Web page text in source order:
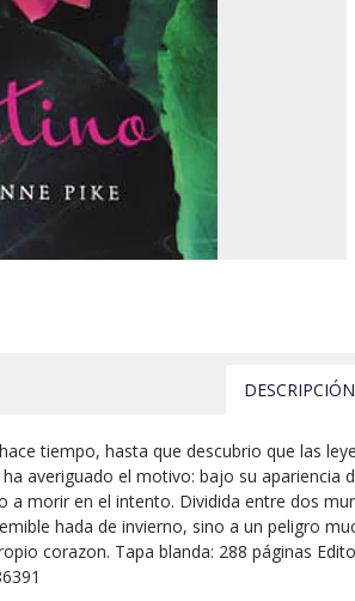
DESCRIPCIÓN
tiempo, hasta que descubrio que las
averiguado el motivo: bajo su
a morir en el intento. Dividida entre dos
hada de invierno, sino a un peligro
corazon. Tapa blanda: 288 páginas